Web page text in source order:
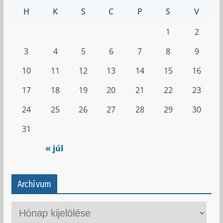
H K S C P S V
« júl
1
2
3
4 5 6 7 8
9
10
11 12 13 14 15
16
17
18 19 20 21 22
23
24
25 26 27 28 29
30
31
Archívum